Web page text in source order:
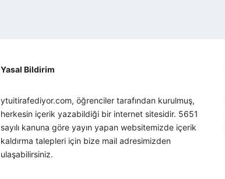
Yasal Bildirim
ytuitirafediyor.com, öğrenciler tarafından kurulmuş,
herkesin içerik yazabildiği bir internet sitesidir. 5651
sayılı kanuna göre yayın yapan websitemizde içerik
kaldırma talepleri için bize mail adresimizden
ulaşabilirsiniz.